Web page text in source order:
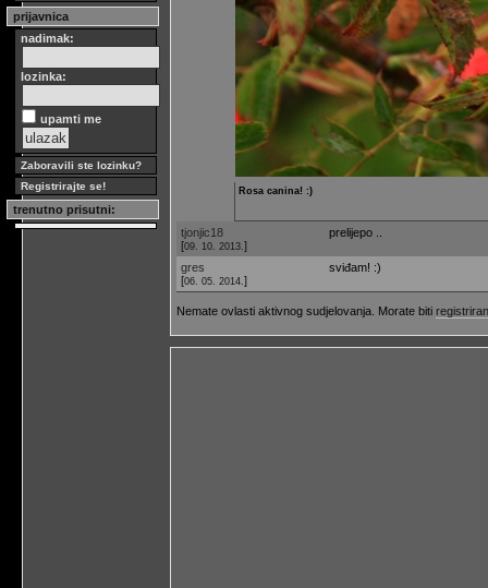
prijavnica
nadimak:
lozinka:
upamti me
Zaboravili ste lozinku?
Registrirajte se!
trenutno prisutni:
Rosa canina! :)
tjonjic18
[09. 10. 2013. ]
prelijepo ..
gres
[06. 05. 2014. ]
sviđam! :)
Nemate ovlasti aktivnog sudjelovanja. Morate biti